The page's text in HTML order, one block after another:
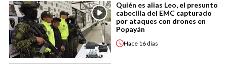
Quién es alias Leo, el presunto
cabecilla del EMC capturado
por ataques con drones en
Popayán
Hace 16 días